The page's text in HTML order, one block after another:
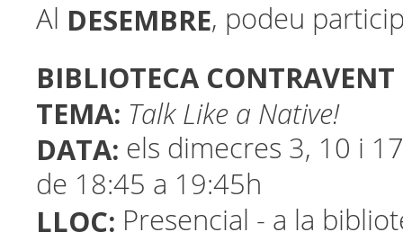
Al DESEMBRE, podeu
BIBLIOTECA
TEMA: Talk Like a Native!
DATA: els dimecres 3, 10 i
de 18:45 a 19:45h
LLOC: Presencial - a la